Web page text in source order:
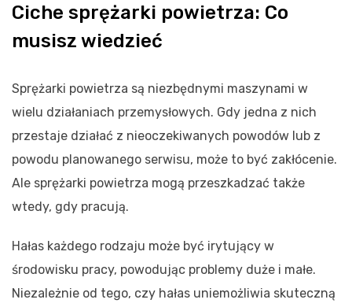
Ciche sprężarki powietrza: Co
musisz wiedzieć
Sprężarki powietrza są niezbędnymi maszynami w
wielu działaniach przemysłowych. Gdy jedna z nich
przestaje działać z nieoczekiwanych powodów lub z
powodu planowanego serwisu, może to być zakłócenie.
Ale sprężarki powietrza mogą przeszkadzać także
wtedy, gdy pracują.
Hałas każdego rodzaju może być irytujący w
środowisku pracy, powodując problemy duże i małe.
Niezależnie od tego, czy hałas uniemożliwia skuteczną